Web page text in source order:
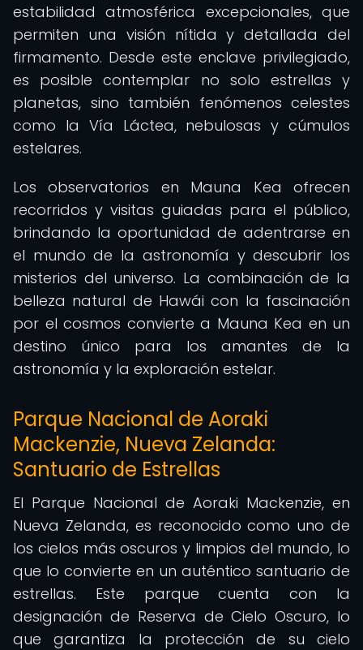
estabilidad atmosférica excepcionales, que
permiten una visión nítida y detallada del
firmamento. Desde este enclave privilegiado,
es posible contemplar no solo estrellas y
planetas, sino también fenómenos celestes
como la Vía Láctea, nebulosas y cúmulos
estelares.
Los observatorios en Mauna Kea ofrecen
recorridos y visitas guiadas para el público,
brindando la oportunidad de adentrarse en
el mundo de la astronomía y descubrir los
misterios del universo. La combinación de la
belleza natural de Hawái con la fascinación
por el cosmos convierte a Mauna Kea en un
destino único para los amantes de la
astronomía y la exploración estelar.
Parque Nacional de Aoraki
Mackenzie, Nueva Zelanda:
Santuario de Estrellas
El Parque Nacional de Aoraki Mackenzie, en
Nueva Zelanda, es reconocido como uno de
los cielos más oscuros y limpios del mundo, lo
que lo convierte en un auténtico santuario de
estrellas. Este parque cuenta con la
designación de Reserva de Cielo Oscuro, lo
que garantiza la protección de su cielo